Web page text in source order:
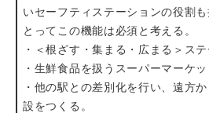
いセーフティステーションの役割
とってこの機能は必須と考える。
・＜根ざす・集まる・広まる＞ス
・生鮮食品を扱うスーパーマーケ
・他の駅との差別化を行い、遠方
設をつくる。